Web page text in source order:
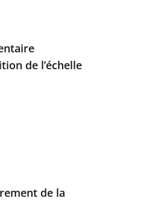
de l’échelle
de la